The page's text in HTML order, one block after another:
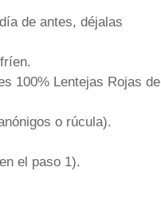
de antes, déjalas
100% Lentejas Rojas de
o rúcula).
el paso 1).